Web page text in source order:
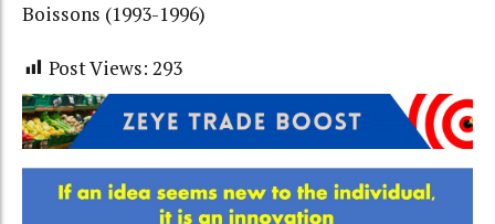
Boissons (1993-1996)
Post Views: 293